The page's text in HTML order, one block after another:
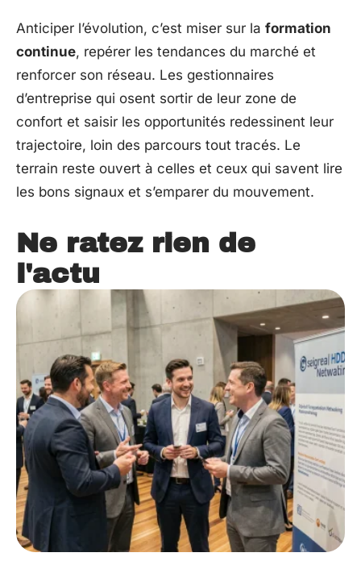
Anticiper l’évolution, c’est miser sur la formation
continue, repérer les tendances du marché et
renforcer son réseau. Les gestionnaires
d’entreprise qui osent sortir de leur zone de
confort et saisir les opportunités redessinent leur
trajectoire, loin des parcours tout tracés. Le
terrain reste ouvert à celles et ceux qui savent lire
les bons signaux et s’emparer du mouvement.
Ne ratez rien de
l'actu